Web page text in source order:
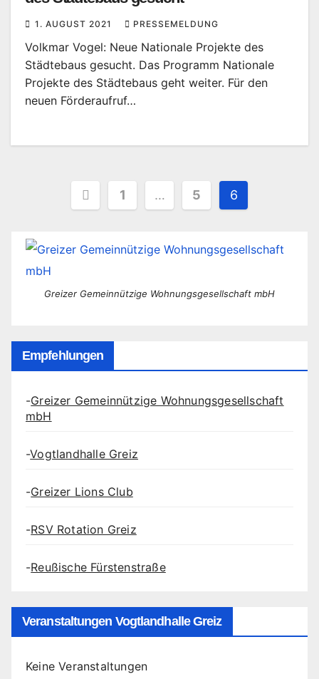
1. AUGUST 2021 PRESSEMELDUNG
Volkmar Vogel: Neue Nationale Projekte des
Städtebaus gesucht. Das Programm Nationale
Projekte des Städtebaus geht weiter. Für den
neuen Förderaufruf…
Seitennummerierung
Beiträge
1 … 5 6
Greizer Gemeinnützige Wohnungsgesellschaft mbH
Empfehlungen
-Greizer Gemeinnützige Wohnungsgesellschaft
mbH
-Vogtlandhalle Greiz
-Greizer Lions Club
-RSV Rotation Greiz
-Reußische Fürstenstraße
Veranstaltungen Vogtlandhalle Greiz
Keine Veranstaltungen